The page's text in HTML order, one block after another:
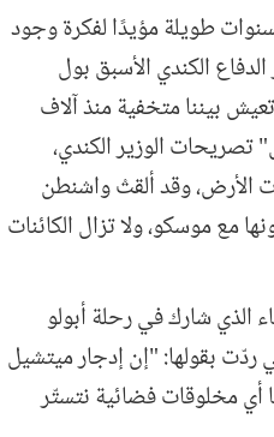
طويلة مؤيدًا لفكرة وجود
الكندي الأسبق بول
بيننا متخفية منذ آلاف
تصريحات الوزير الكندي،
الأرض، وقد ألقتْ واشنطن
مع موسكو، ولا تزال الكائنات
الذي شارك في رحلة أبولو
ردّت بقولها: "إن إدجار ميتشيل
أي مخلوقات فضائية نتستّر